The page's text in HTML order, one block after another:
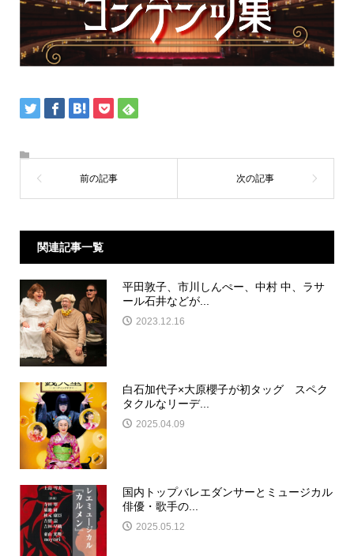
関連記事一覧
平田敦子、市川しんぺー、中村 中、ラサ
ール石井などが...
2023.12.16
白石加代子×大原櫻子が初タッグ スペク
タクルなリーデ...
2025.04.09
国内トップバレエダンサーとミュージカル
俳優・歌手の...
2025.05.12